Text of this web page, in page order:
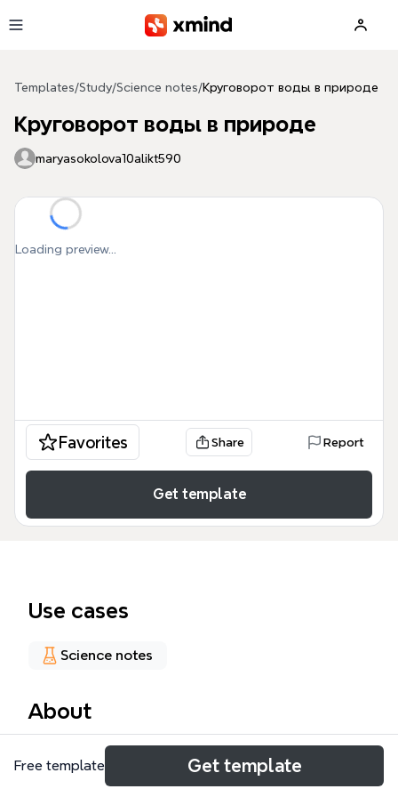
Templates/Study/Science notes/Круговорот воды в природе
Круговорот воды в природе
maryasokolova10alikt590
Loading preview...
Favorites Share Report
Get template
Use cases
Science notes
About
Эта ментальная карта «Круговорот воды в
природе» визуализирует замкнутый цикл
Free template Get template